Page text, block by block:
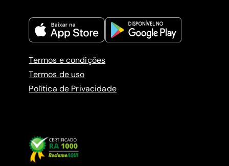
Termos e condições
Termos de uso
Política de Privacidade